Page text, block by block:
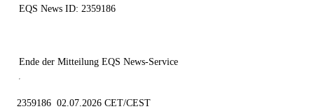
EQS News ID: 2359186
Ende der Mitteilung EQS News-Service
2359186 02.07.2026 CET/CEST